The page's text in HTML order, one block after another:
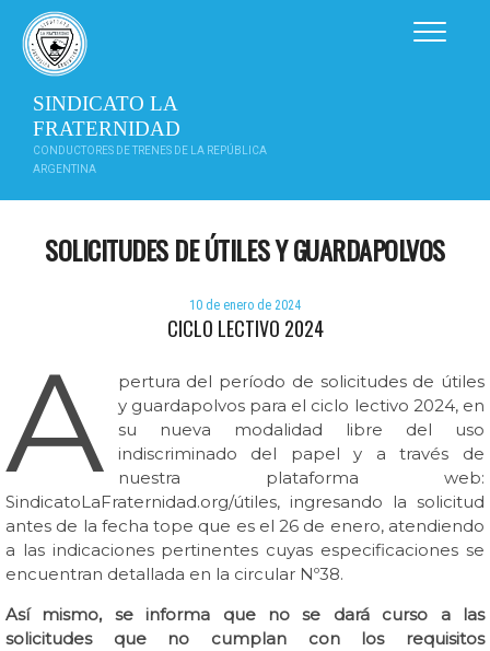
contenido
SINDICATO LA
FRATERNIDAD
CONDUCTORES DE TRENES DE LA REPÚBLICA
ARGENTINA
SOLICITUDES DE ÚTILES Y GUARDAPOLVOS
10 de enero de 2024
CICLO LECTIVO 2024
A
pertura del período de solicitudes de útiles
y guardapolvos para el ciclo lectivo 2024, en
su nueva modalidad libre del uso
indiscriminado del papel y a través de
nuestra plataforma web:
SindicatoLaFraternidad.org/útiles, ingresando la solicitud
antes de la fecha tope que es el 26 de enero, atendiendo
a las indicaciones pertinentes cuyas especificaciones se
encuentran detallada en la circular Nº38.
Así mismo, se informa que no se dará curso a las
solicitudes que no cumplan con los requisitos